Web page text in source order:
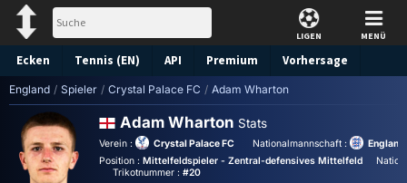
LIGEN MENÜ
Ecken Tennis (EN) API Premium Vorhersage
England / Spieler / Crystal Palace FC / Adam Wharton
Adam Wharton Stats
Verein : Crystal Palace FC Nationalmannschaft :
Position : Mittelfeldspieler - Zentral-defensives Mittelfeld
Trikotnummer :#20